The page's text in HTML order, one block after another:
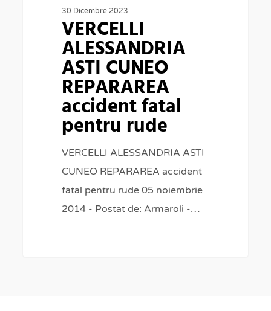
REPARAREA
accident
30 Dicembre 2023
VERCELLI
ALESSANDRIA
ASTI CUNEO
REPARAREA
accident fatal
pentru rude
VERCELLI ALESSANDRIA ASTI
CUNEO REPARAREA accident
fatal pentru rude 05 noiembrie
2014 - Postat de: Armaroli -…